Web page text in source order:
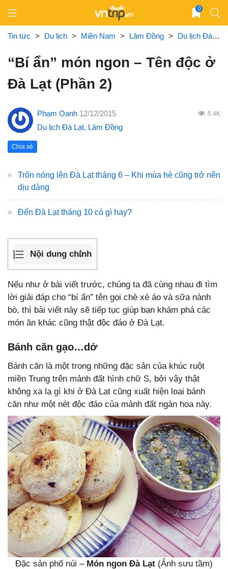
content
0
Tin tức > Du lịch > Miền Nam > Lâm Đồng > Du lịch Đà Lạt
“Bí ẩn” món ngon – Tên độc ở
Đà Lạt (Phần 2)
Phạm Oanh 12/12/2015 5.4K
Du lịch Đà Lạt, Lâm Đồng
Chia sẻ
Trốn nóng lên Đà Lạt tháng 6 – Khi mùa hè cũng trở nên
dịu dàng
Đến Đà Lạt tháng 10 có gì hay?
Nội dung chính
Nếu như ở bài viết trước, chúng ta đã cùng nhau đi tìm
lời giải đáp cho “bí ẩn” tên gọi chè xé áo và sữa nành
bò, thì bài viết này sẽ tiếp tục giúp bạn khám phá các
món ăn khác cũng thật độc đáo ở Đà Lạt.
Bánh căn gạo…dở
Bánh căn là một trong những đặc sản của khúc ruột
miền Trung trên mảnh đất hình chữ S, bởi vậy thật
không xa lạ gì khi ở Đà Lạt cũng xuất hiện loại bánh
căn như một nét độc đáo của mảnh đất ngàn hoa này.
Đặc sản phố núi – Món ngon Đà Lạt (Ảnh sưu tầm)